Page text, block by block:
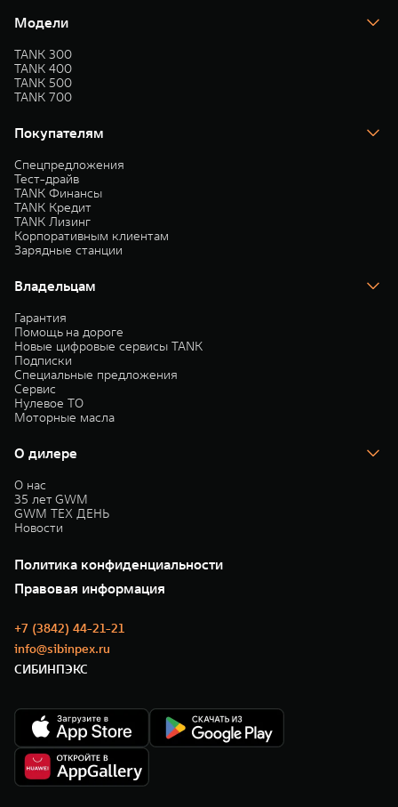
Модели
TANK 300
TANK 400
TANK 500
TANK 700
Покупателям
Спецпредложения
Тест-драйв
TANK Финансы
TANK Кредит
TANK Лизинг
Корпоративным клиентам
Зарядные станции
Владельцам
Гарантия
Помощь на дороге
Новые цифровые сервисы TANK
Подписки
Специальные предложения
Сервис
Нулевое ТО
Моторные масла
О дилере
О нас
35 лет GWM
GWM ТЕХ ДЕНЬ
Новости
Политика конфиденциальности
Правовая информация
+7 (3842) 44-21-21
info@sibinpex.ru
СИБИНПЭКС